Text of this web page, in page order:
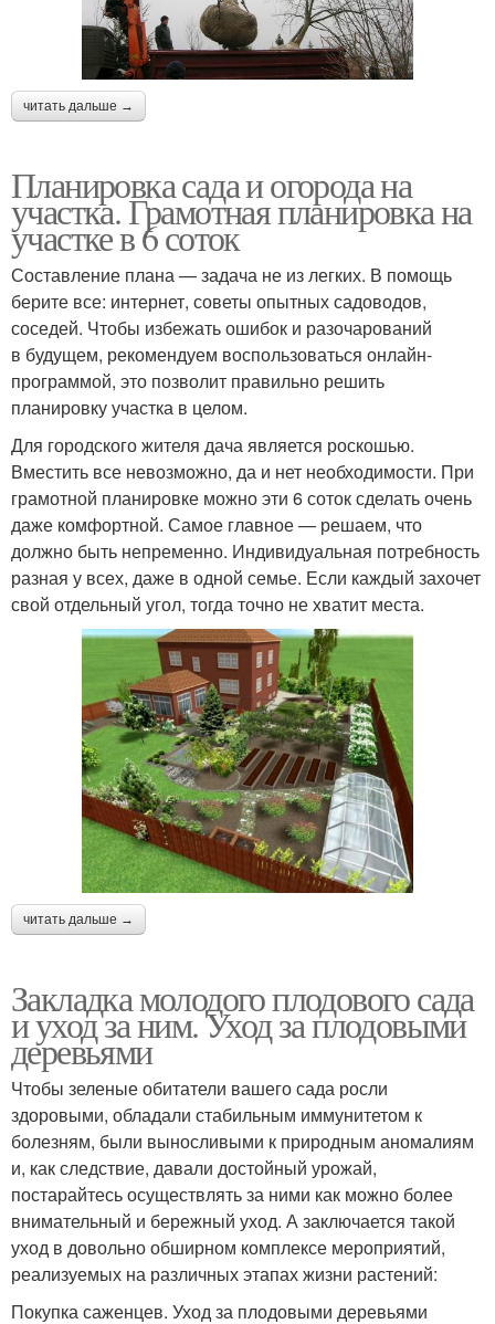
читать дальше →
Планировка сада и огорода на
участка. Грамотная планировка на
участке в 6 соток
Составление плана — задача не из легких. В помощь
берите все: интернет, советы опытных садоводов,
соседей. Чтобы избежать ошибок и разочарований
в будущем, рекомендуем воспользоваться онлайн-
программой, это позволит правильно решить
планировку участка в целом.
Для городского жителя дача является роскошью.
Вместить все невозможно, да и нет необходимости. При
грамотной планировке можно эти 6 соток сделать очень
даже комфортной. Самое главное — решаем, что
должно быть непременно. Индивидуальная потребность
разная у всех, даже в одной семье. Если каждый захочет
свой отдельный угол, тогда точно не хватит места.
читать дальше →
Закладка молодого плодового сада
и уход за ним. Уход за плодовыми
деревьями
Чтобы зеленые обитатели вашего сада росли
здоровыми, обладали стабильным иммунитетом к
болезням, были выносливыми к природным аномалиям
и, как следствие, давали достойный урожай,
постарайтесь осуществлять за ними как можно более
внимательный и бережный уход. А заключается такой
уход в довольно обширном комплексе мероприятий,
реализуемых на различных этапах жизни растений:
Покупка саженцев. Уход за плодовыми деревьями